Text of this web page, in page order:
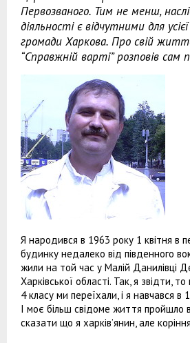
Первозваного. Тим не менш,
діяльності є відчутними для усієї
громади Харкова. Про свій
“Справжній варті” розповів сам
Я народився в 1963 року 1 квітня в
будинку недалеко від південного
жили на той час у Малій Данилівці
Харківської області. Так, я звідти,
4 класу ми переїхали, і я навчався в
І моє більш свідоме життя пройшло
сказати що я харків’янин, але